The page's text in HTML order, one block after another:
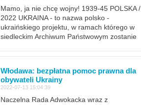
Mamo, ja nie chcę wojny! 1939-45 POLSKA /
2022 UKRAINA - to nazwa polsko -
ukraińskiego projektu, w ramach którego w
siedleckim Archiwum Państwowym zostanie
Włodawa: bezpłatna pomoc prawna dla
obywateli Ukrainy
2022-07-13 15:04:39
Naczelna Rada Adwokacka wraz z